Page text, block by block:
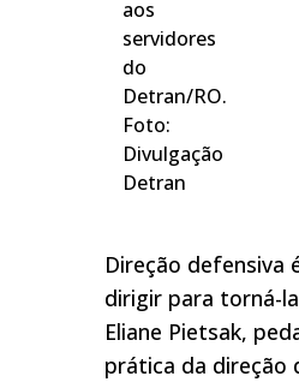
aos
servidores
do
Detran/RO.
Foto:
Divulgação
Detran
Direção defensiva
dirigir para torná-
Eliane Pietsak,
prática da direção